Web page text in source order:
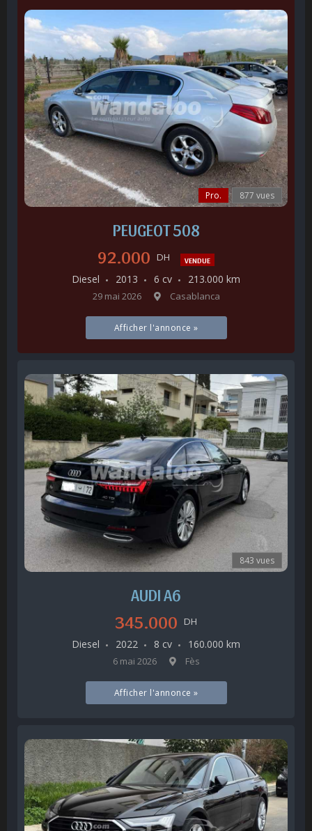
Pro. 877 vues
PEUGEOT 508
92.000 DH VENDUE
Diesel 2013 6 cv 213.000 km
29 mai 2026 Casablanca
Afficher l'annonce »
843 vues
AUDI A6
345.000 DH
Diesel 2022 8 cv 160.000 km
6 mai 2026 Fès
Afficher l'annonce »